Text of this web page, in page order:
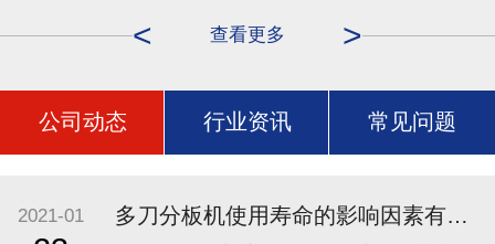
>
查看更多
<
公司动态 行业资讯 常见问题
2021-01 多刀分板机使用寿命的影响因素有哪些？